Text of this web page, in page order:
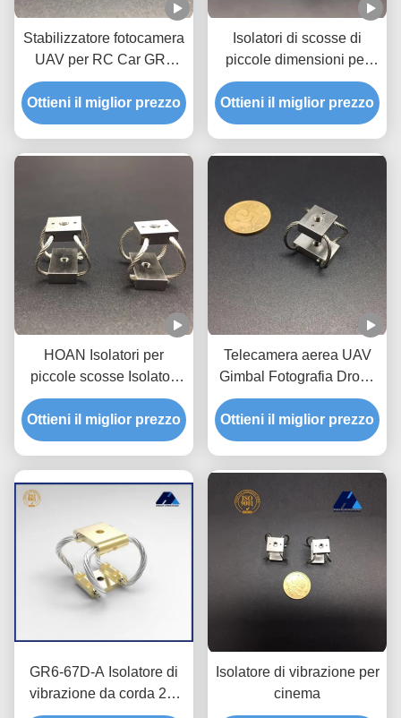
Stabilizzatore fotocamera
UAV per RC Car GR3
Prodotto a mano
Ottieni il miglior prezzo
Isolatori di scosse di
piccole dimensioni per
applicazioni multiple
Ottieni il miglior prezzo
HOAN Isolatori per
piccole scosse Isolatori
per corde di filo per
ammortizzare le
vibrazioni
Ottieni il miglior prezzo
Telecamera aerea UAV
Gimbal Fotografia Drone
Riprese Isolamento dalle
vibrazioni agli urti
Isolatore dalle vibrazioni
Ottieni il miglior prezzo
GR6-67D-A Isolatore di
vibrazione da corda 20-
Isolatore di vibrazione per
cinema